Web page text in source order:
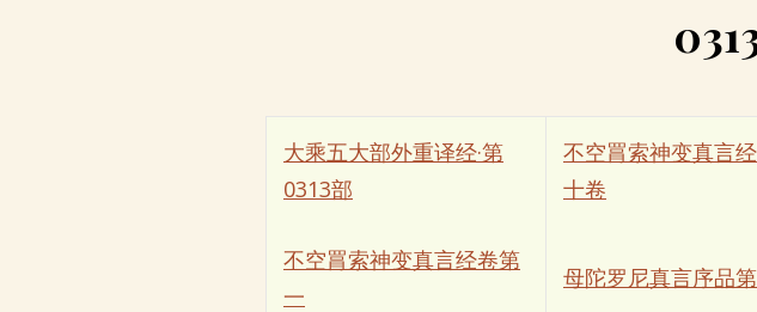
大乘五大部外重译经·第
0313部
不空罥索神变真言
十卷
不空罥索神变真言经卷第
一
母陀罗尼真言序品